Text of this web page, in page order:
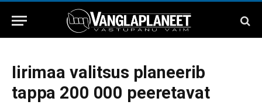
Iirimaa valitsus planeerib
tappa 200 000 peeretavat